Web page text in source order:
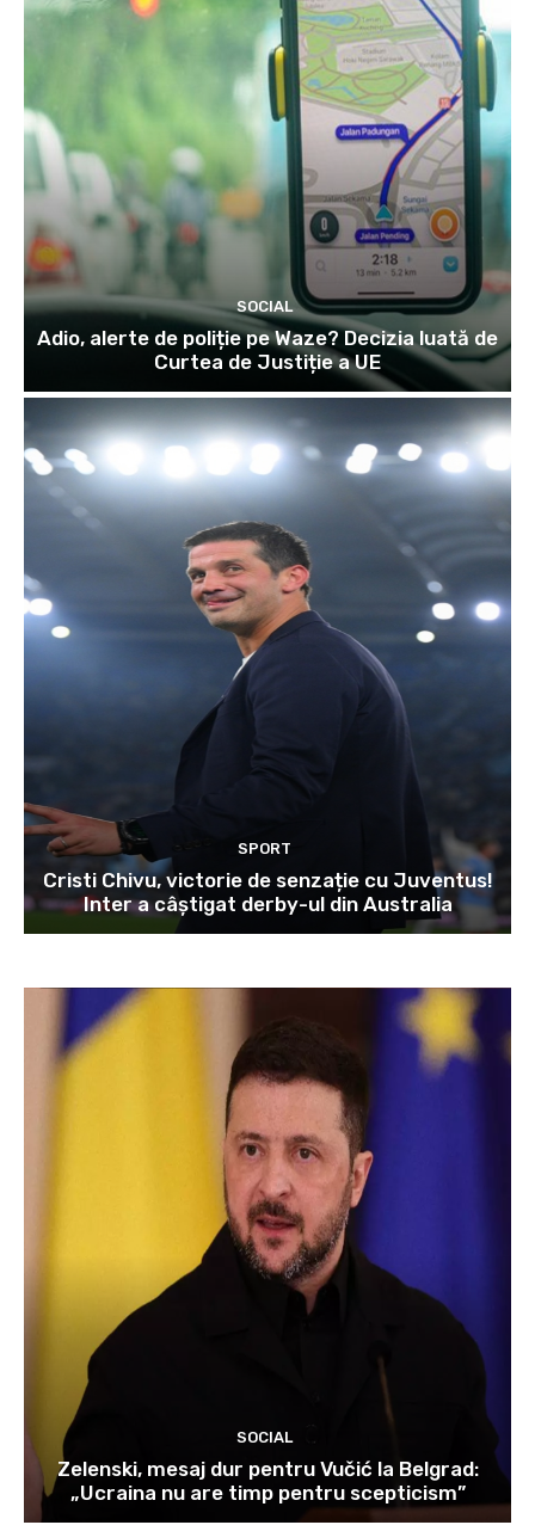
SOCIAL
Adio, alerte de poliție pe Waze? Decizia luată de
Curtea de Justiție a UE
SPORT
Cristi Chivu, victorie de senzație cu Juventus!
Inter a câștigat derby-ul din Australia
SOCIAL
Zelenski, mesaj dur pentru Vučić la Belgrad:
„Ucraina nu are timp pentru scepticism”